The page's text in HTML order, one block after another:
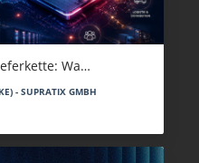
Wa…
- SUPRATIX GMBH